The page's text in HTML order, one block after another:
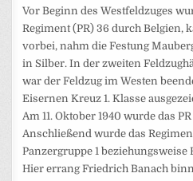
Vor Beginn des Westfeldzuges
Regiment (PR) 36 durch
vorbei, nahm die Festung
in Silber. In der zweiten
war der Feldzug im Westen
Eisernen Kreuz 1. Klasse
Am 11. Oktober 1940 wurde das
Anschließend wurde das
Panzergruppe 1 beziehungsweise
Hier errang Friedrich Banach